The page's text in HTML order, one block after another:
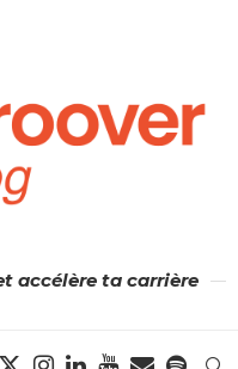
accélère ta carrière